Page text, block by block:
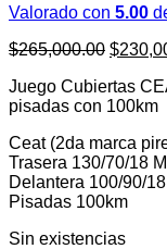
Valorado con 5.00
$265,000.00 El
original
era:
$
Juego Cubiertas
pisadas con 100km
Ceat (2da marca
Trasera 130/70/18
Delantera 100/90/
Pisadas 100km
Sin existencias